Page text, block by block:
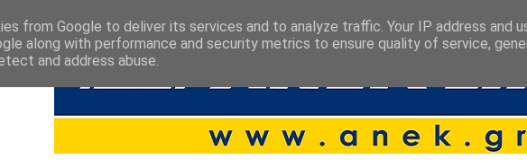
from Google to deliver its services and to analyze traffic. Your IP address and
along with performance and security metrics to ensure quality of service,
and address abuse.